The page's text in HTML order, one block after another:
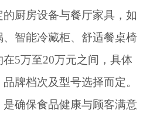
厨房设备与餐厅家具，如
智能冷藏柜、舒适餐桌椅
5万至20万元之间，具体
牌档次及型号选择而定。
确保食品健康与顾客满意